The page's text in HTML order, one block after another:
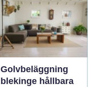
Golvbeläggning
blekinge hållbara